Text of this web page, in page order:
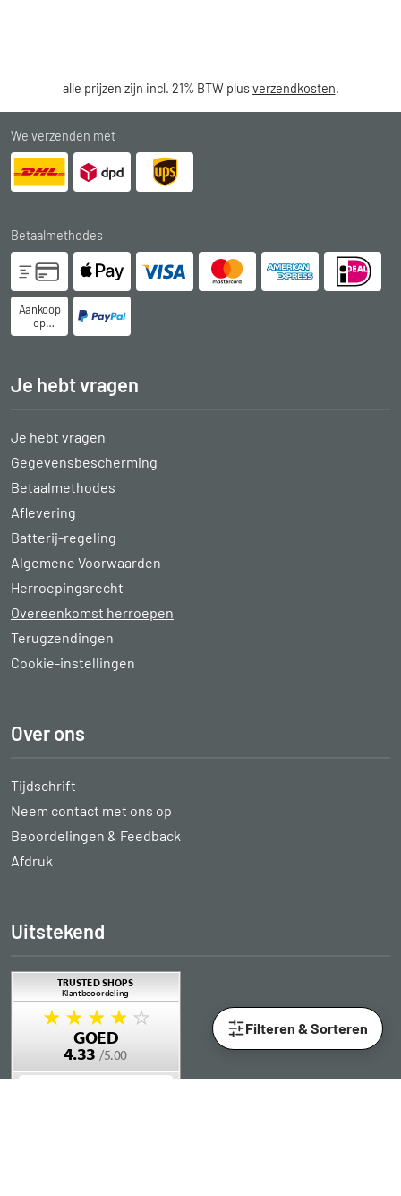
Filteren & Sorteren
alle prijzen zijn incl. 21% BTW plusverzendkosten.
We verzenden met
Betaalmethodes
Aankoop
op
rekening
Je hebt vragen
Je hebt vragen
Gegevensbescherming
Betaalmethodes
Aflevering
Batterij-regeling
Algemene Voorwaarden
Herroepingsrecht
Overeenkomst herroepen
Terugzendingen
Cookie-instellingen
Over ons
Tijdschrift
Neem contact met ons op
Beoordelingen & Feedback
Afdruk
Uitstekend